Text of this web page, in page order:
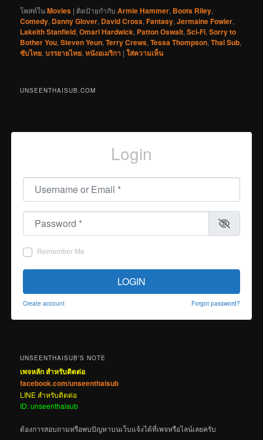
โพสท์ในMovies | ติดป้ายกำกับ Armie Hammer, Boots Riley,
Comedy, Danny Glover, David Cross,Fantasy,Jermaine Fowler,
Lakeith Stanfield,Omari Hardwick, Patton Oswalt,Sci-Fi,Sorry to
Bother You,Steven Yeun,Terry Crews,Tessa Thompson,Thai Sub,
ซับไทย,บรรยายไทย,หนังอเมริกา |ใส่ความเห็น
UNSEENTHAISUB.COM
Login
Username or Email
Password
Remember Me
LOGIN
Create account Forgot password?
UNSEENTHAISUB’S NOTE
เพจหลัก สำหรับติดต่อ
facebook.com/unseenthaisub
LINE สำหรับติดต่อ
ID: unseenthaisub
ต้องการสอบถามหรือพบปัญหาบนเว็บแจ้งได้ที่เพจหรือไลน์เลยครับ